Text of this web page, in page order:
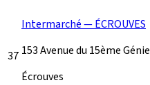
37
Intermarché — ÉCROUVES
153 Avenue du 15ème Génie
Écrouves